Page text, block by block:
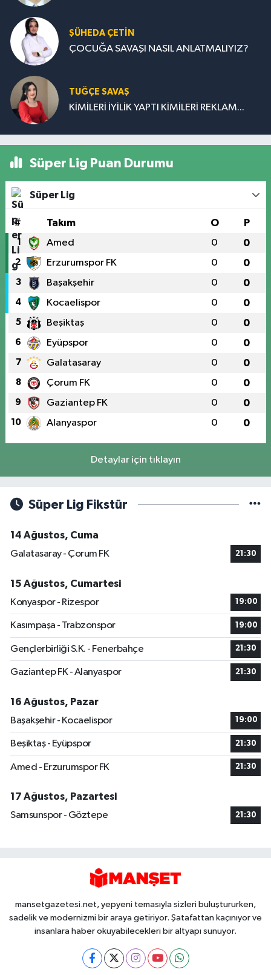
ŞÜHEDA ÇETİN
ÇOCUĞA SAVAŞI NASIL ANLATMALIYIZ?
TUĞÇE SAVAŞ
KİMİLERİ İYİLİK YAPTI KİMİLERİ REKLAM...
Süper Lig Puan Durumu
Süper Lig
# Takım O P
1 Amed 0 0
2 Erzurumspor FK 0 0
3 Başakşehir 0 0
4 Kocaelispor 0 0
5 Beşiktaş 0 0
6 Eyüpspor 0 0
7 Galatasaray 0 0
8 Çorum FK 0 0
9 Gaziantep FK 0 0
10 Alanyaspor 0 0
Detaylar için tıklayın
Süper Lig Fikstür
14 Ağustos, Cuma
Galatasaray - Çorum FK
21:30
15 Ağustos, Cumartesi
Konyaspor - Rizespor
19:00
Kasımpaşa - Trabzonspor 19:00
Gençlerbirliği S.K. - Fenerbahçe 21:30
Gaziantep FK - Alanyaspor 21:30
16 Ağustos, Pazar
Başakşehir - Kocaelispor
19:00
Beşiktaş - Eyüpspor 21:30
Amed - Erzurumspor FK 21:30
17 Ağustos, Pazartesi
Samsunspor - Göztepe
21:30
mansetgazetesi.net, yepyeni temasıyla sizleri buluştururken,
sadelik ve modernizmi bir araya getiriyor. Şatafattan kaçınıyor ve
insanlara haber okuyabilecekleri bir altyapı sunuyor.